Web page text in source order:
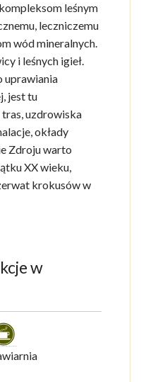
leśnym
leczniczemu
wód mineralnych.
i leśnych igieł.
uprawiania
jest tu
uzdrowiska
okłady
Zdroju warto
XX wieku,
krokusów w
w